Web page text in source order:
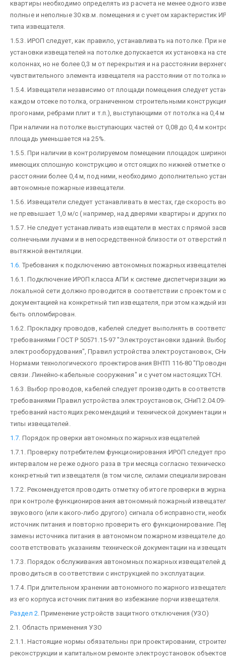
квартиры необходимо определять из расчета не менее одного
полные и неполные 30 кв.м. помещения и с учетом характеристик
типа извещателя.
1.5.3. ИРОП следует, как правило, устанавливать на потолке. При
установки извещателей на потолке допускается их установка на
колоннах, но не более 0,3 м от перекрытия и на расстоянии
чувствительного элемента извещателя на расстоянии от потолка
1.5.4. Извещатели независимо от площади помещения следует
каждом отсеке потолка, ограниченном строительными
прогонами, ребрами плит и т.п.), выступающими от потолка на 0,4 м
При наличии на потолке выступающих частей от 0,08 до 0,4 м
площадь уменьшается на 25%.
1.5.5. При наличии в контролируемом помещении площадок
имеющих сплошную конструкцию и отстоящих по нижней отметке
расстоянии более 0,4 м, под ними, необходимо дополнительно
автономные пожарные извещатели.
1.5.6. Извещатели следует устанавливать в местах, где скорость
не превышает 1,0 м/с ( например, над дверями квартиры и других
1.5.7. Не следует устанавливать извещатели в местах с прямой
солнечными лучами и в непосредственной близости от отверстий
вытяжной вентиляции.
1.6 . Требования к подключению автономных пожарных
1.6.1. Подключение ИРОП класса АПИ к системе диспетчеризации
локальной сети должно проводится в соответствии с проектом и с
документацией на конкретный тип извещателя, при этом каждый
быть опломбирован.
1.6.2. Прокладку проводов, кабелей следует выполнять в
требованиями ГОСТ Р 50571.15-97 "Электроустановки зданий.
электрооборудования", Правил устройства электроустановок,
Нормами технологического проектирования ВНТП 116-80
связи. Линейно-кабельные сооружения" и с учетом настоящих ТСН.
1.6.3. Выбор проводов, кабелей следует производить в
требованиями Правил устройства электроустановок, СНиП
требований настоящих рекомендаций и технической документации
типы извещателей.
1.7 . Порядок проверки автономных пожарных извещателей
1.7.1. Проверку потребителем функционирования ИРОП следует
интервалом не реже одного раза в три месяца согласно
конкретный тип извещателя (в том числе, силами
1.7.2. Рекомендуется проводить отметку об итоге проверки в
при контроле функционирования автономный пожарный
звукового (или какого-либо другого) сигнала об исправности,
источник питания и повторно проверить его функционирование.
замены источника питания в автономном пожарном извещателе
соответствовать указаниям технической документации на
1.7.3. Порядок обслуживания автономных пожарных извещателей
проводиться в соответствии с инструкцией по эксплуатации.
1.7.4. При длительном хранении автономного пожарного
из его корпуса источник питания во избежание порчи извещателя.
Раздел 2 . Применение устройств защитного отключения (УЗО)
2.1. Область применения УЗО
2.1.1. Настоящие нормы обязательны при проектировании,
реконструкции и капитальном ремонте электроустановок